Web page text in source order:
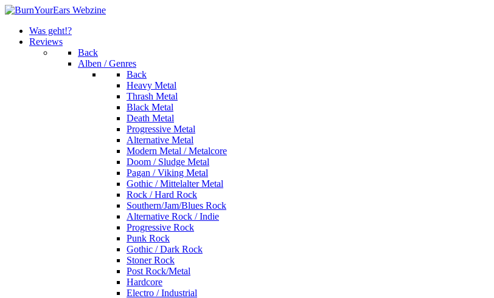
Was geht!?
Reviews
Back
Alben / Genres
Back
Heavy Metal
Thrash Metal
Black Metal
Death Metal
Progressive Metal
Alternative Metal
Modern Metal / Metalcore
Doom / Sludge Metal
Pagan / Viking Metal
Gothic / Mittelalter Metal
Rock / Hard Rock
Southern/Jam/Blues Rock
Alternative Rock / Indie
Progressive Rock
Punk Rock
Gothic / Dark Rock
Stoner Rock
Post Rock/Metal
Hardcore
Electro / Industrial